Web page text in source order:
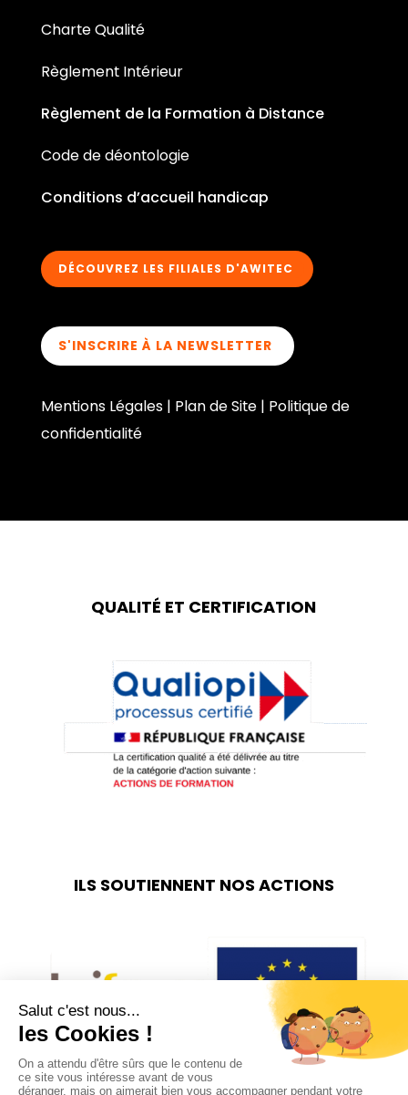
Charte Qualité
Règlement Intérieur
Règlement de la Formation à Distance
Code de déontologie
Conditions d’accueil handicap
DÉCOUVREZ LES FILIALES D'AWITEC
S'INSCRIRE À LA NEWSLETTER
Mentions Légales| Plan de Site| Politique de
confidentialité
QUALITÉ ET CERTIFICATION
ILS SOUTIENNENT NOS ACTIONS